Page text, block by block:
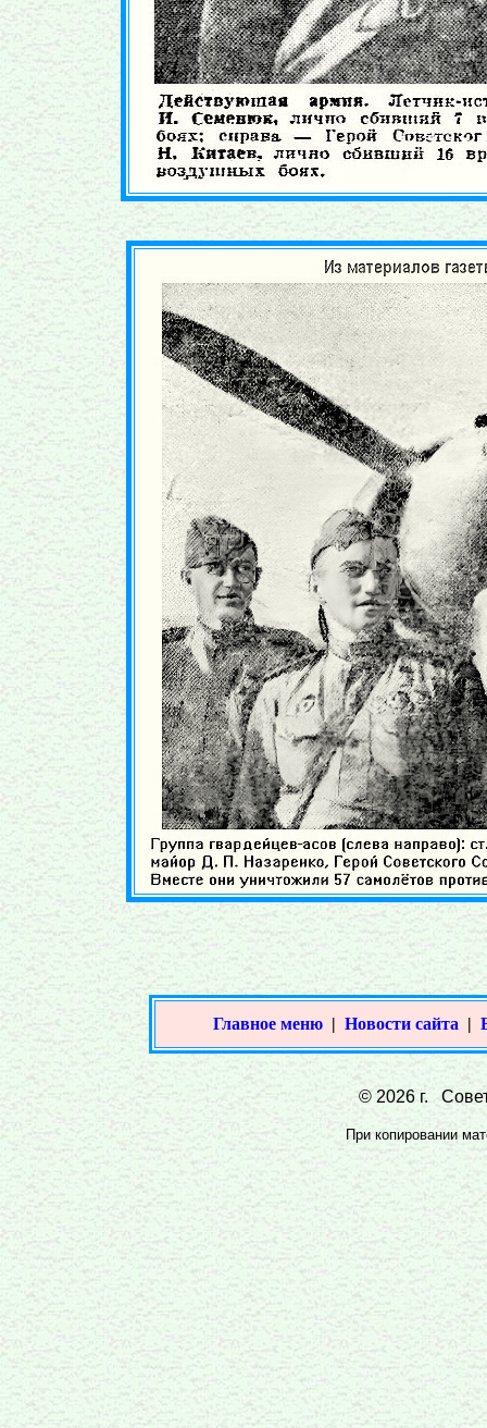
Главное меню | Новости сайта |
© 2026 г.
При копировании